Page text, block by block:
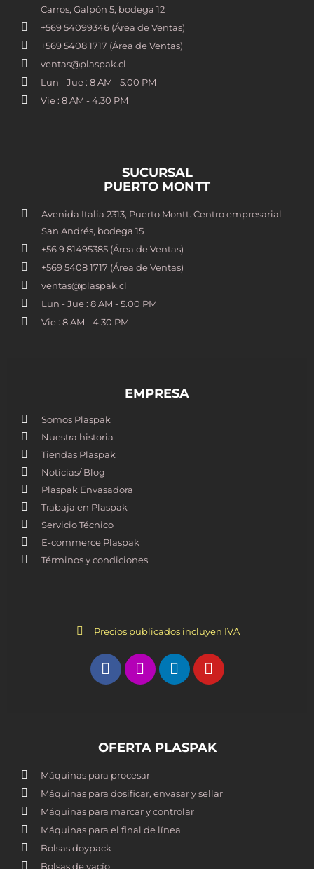
Carros, Galpón 5, bodega 12
+569 54099346 (Área de Ventas)
+569 5408 1717 (Área de Ventas)
ventas@plaspak.cl
Lun - Jue : 8 AM - 5.00 PM
Vie : 8 AM - 4.30 PM
SUCURSAL
PUERTO MONTT
Avenida Italia 2313, Puerto Montt. Centro empresarial
San Andrés, bodega 15
+56 9 81495385 (Área de Ventas)
+569 5408 1717 (Área de Ventas)
ventas@plaspak.cl
Lun - Jue : 8 AM - 5.00 PM
Vie : 8 AM - 4.30 PM
EMPRESA
Somos Plaspak
Nuestra historia
Tiendas Plaspak
Noticias/ Blog
Plaspak Envasadora
Trabaja en Plaspak
Servicio Técnico
E-commerce Plaspak
Términos y condiciones
Precios publicados incluyen IVA
OFERTA PLASPAK
Máquinas para procesar
Máquinas para dosificar, envasar y sellar
Máquinas para marcar y controlar
Máquinas para el final de línea
Bolsas doypack
Bolsas de vacío